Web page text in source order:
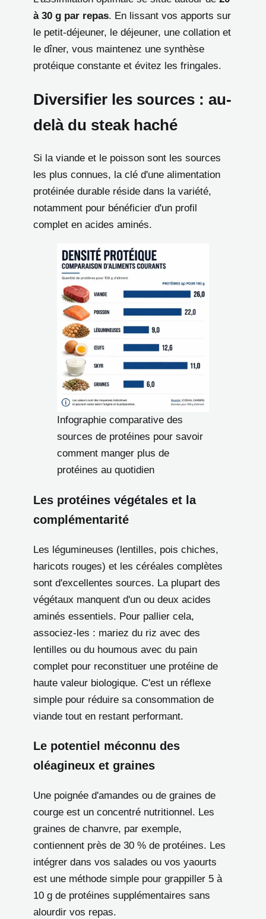
à 30 g par repas. En lissant vos apports sur
le petit-déjeuner, le déjeuner, une collation et
le dîner, vous maintenez une synthèse
protéique constante et évitez les fringales.
Diversifier les sources : au-
delà du steak haché
Si la viande et le poisson sont les sources
les plus connues, la clé d'une alimentation
protéinée durable réside dans la variété,
notamment pour bénéficier d'un profil
complet en acides aminés.
Infographie comparative des
sources de protéines pour savoir
comment manger plus de
protéines au quotidien
Les protéines végétales et la
complémentarité
Les légumineuses (lentilles, pois chiches,
haricots rouges) et les céréales complètes
sont d'excellentes sources. La plupart des
végétaux manquent d'un ou deux acides
aminés essentiels. Pour pallier cela,
associez-les : mariez du riz avec des
lentilles ou du houmous avec du pain
complet pour reconstituer une protéine de
haute valeur biologique. C'est un réflexe
simple pour réduire sa consommation de
viande tout en restant performant.
Le potentiel méconnu des
oléagineux et graines
Une poignée d'amandes ou de graines de
courge est un concentré nutritionnel. Les
graines de chanvre, par exemple,
contiennent près de 30 % de protéines. Les
intégrer dans vos salades ou vos yaourts
est une méthode simple pour grappiller 5 à
10 g de protéines supplémentaires sans
alourdir vos repas.